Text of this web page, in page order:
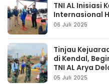
TNI AL Inisiasi
Internasional
06 Juli 2025
Tinjau
di Kendal,
TNI AL Arya
05 Juli 2025